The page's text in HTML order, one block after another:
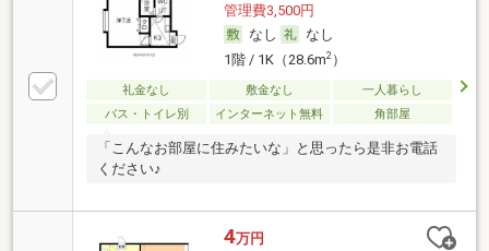
管理費3,500円
なし
なし
1階 / 1K（28.6m2）
礼金なし 敷金なし
一人暮らし
バス・トイレ別
インターネット無料 角部屋
「こんなお部屋に住みたいな」と思ったら是非お電話
ください♪
4万円